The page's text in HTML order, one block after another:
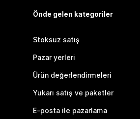
Önde gelen kategoriler
Stoksuz satış
Pazar yerleri
Ürün değerlendirmeleri
Yukarı satış ve paketler
E-posta ile pazarlama